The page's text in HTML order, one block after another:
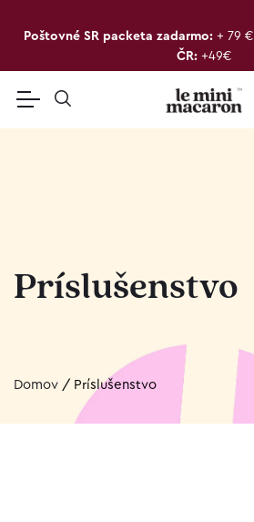
Poštovné SR packeta zadarmo: + 79 €
ČR: +49€
Príslušenstvo
Domov / Príslušenstvo